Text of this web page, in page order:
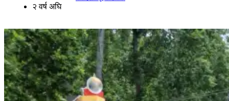
२ वर्ष अघि